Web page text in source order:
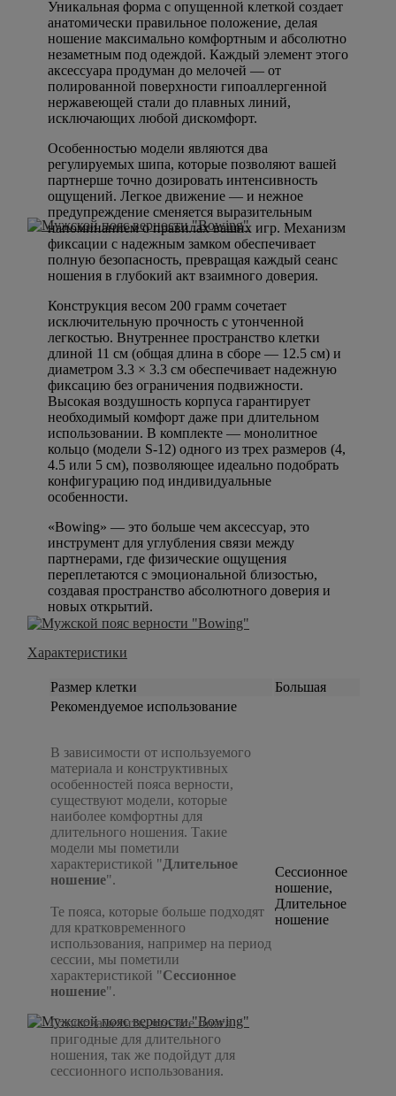
Уникальная форма с опущенной клеткой создает
анатомически правильное положение, делая
ношение максимально комфортным и абсолютно
незаметным под одеждой. Каждый элемент этого
аксессуара продуман до мелочей — от
полированной поверхности гипоаллергенной
нержавеющей стали до плавных линий,
исключающих любой дискомфорт.
Особенностью модели являются два
регулируемых шипа, которые позволяют вашей
партнерше точно дозировать интенсивность
ощущений. Легкое движение — и нежное
предупреждение сменяется выразительным
напоминанием о правилах ваших игр. Механизм
фиксации с надежным замком обеспечивает
полную безопасность, превращая каждый сеанс
ношения в глубокий акт взаимного доверия.
Конструкция весом 200 грамм сочетает
исключительную прочность с утонченной
легкостью. Внутреннее пространство клетки
длиной 11 см (общая длина в сборе — 12.5 см) и
диаметром 3.3 × 3.3 см обеспечивает надежную
фиксацию без ограничения подвижности.
Высокая воздушность корпуса гарантирует
необходимый комфорт даже при длительном
использовании. В комплекте — монолитное
кольцо (модели S-12) одного из трех размеров (4,
4.5 или 5 см), позволяющее идеально подобрать
конфигурацию под индивидуальные
особенности.
«Bowing» — это больше чем аксессуар, это
инструмент для углубления связи между
партнерами, где физические ощущения
переплетаются с эмоциональной близостью,
создавая пространство абсолютного доверия и
новых открытий.
Характеристики
Размер клетки
Большая
Рекомендуемое использование
В зависимости от используемого
материала и конструктивных
особенностей пояса верности,
существуют модели, которые
наиболее комфортны для
длительного ношения. Такие
модели мы пометили
характеристикой "Длительное
ношение".
Те пояса, которые больше подходят
для кратковременного
использования, например на период
сессии, мы пометили
характеристикой "Сессионное
ношение".
Стоит заметить, что все пояса
пригодные для длительного
ношения, так же подойдут для
сессионного использования.
Сессионное
ношение,
Длительное
ношение